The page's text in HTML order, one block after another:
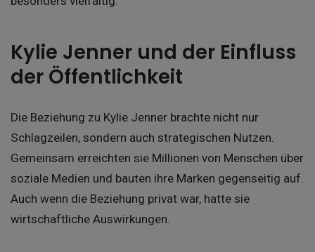
Kylie Jenner und der Einfluss
der Öffentlichkeit
Die Beziehung zu Kylie Jenner brachte nicht nur
Schlagzeilen, sondern auch strategischen Nutzen.
Gemeinsam erreichten sie Millionen von Menschen über
soziale Medien und bauten ihre Marken gegenseitig auf.
Auch wenn die Beziehung privat war, hatte sie
wirtschaftliche Auswirkungen.